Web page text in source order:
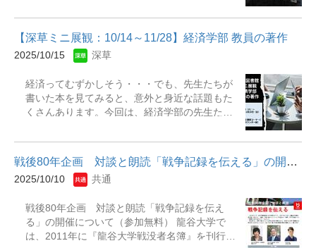
佐世保市）で開催される「全国大学ビブリオバ
トルinながさきピース文化祭2025」に出場する
ことになります。チャンプ本には、投票の結
果、大阪電気通信大学の小坂世志朗さんが発表
プ本：『「ドラえもん」で哲学する : 物事の見
方が変わるヒント』（小川仁志 著） &nbsp; 今
回紹介された本とバトラー（発表順）は下記の
（五条紀夫 著) （西河叡二さん、龍谷大学 文学
部 4年） ②『罪の声』（...
長崎県佐世保市で開催される「全国大学ビブリ
オバトル～ inながさきピース文化祭2025」の地
区予選会であり、全国大会への出場権の前提と
なる重要な会でした。 各日とも4名のバトラー
り、時には真面目にまた時には笑いを誘いなが
ら、熱いトークを繰り広げました。ディスカッ
ションタイムも観戦者から多くの質問が出さ
の結果、チャンプ本がそれぞれ次の通り決定し
ました。 【予選①】10月17日（金）開催 チャ
ンプ本：『罪の声』（塩田 武士 著） バトラ
ー：北村 絢音さん（文学部2年） 【予選②】
に殺されます』（五条 紀夫 著） バトラー：西
河 叡二さん（文学部4年） &nbsp; 各予選で紹介
されたチャンプ本以外の本とバトラーは次のと
【深草ミニ展観：10/14～11/28】経済学部 教員の著作
2025/10/15 深草
経済ってむずかしそう・・・でも、先生たちが
書いた本を見てみると、意外と身近な話題もた
くさんあります。今回は、経済学部の先生たち
ます。「こんなテーマで研究してるんだ！」
と、新しい発見があるかもしれません。この機
会にぜひ展示に立ち寄って、先生たちの『知の
世界』をのぞいてみませんか？ 展示期間：2025
所：深草図書館和顔館2階 展示コーナーC（旧
受付カウンター前）【主な展示資料】『丹後ち
りめん農家の営み1927-1930 : 小農・機織・
戦後80年企画 対談と朗読「戦争記録を伝える」の開催（11月17日...
2025/10/10 共通
戦後80年企画 対談と朗読「戦争記録を伝え
る」の開催について（参加無料） 龍谷大学で
は、2011年に『龍谷大学戦没者名簿』を刊行